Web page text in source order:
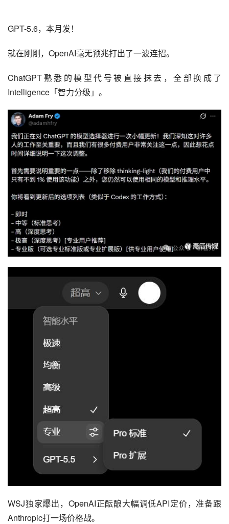
GPT-5.6，本月发！
就在刚刚，OpenAI毫无预兆打出了一波连招。
ChatGPT熟悉的模型代号被直接抹去，全部换成了
Intelligence「智力分级」。
WSJ独家爆出，OpenAI正酝酿大幅调低API定价，准备跟
Anthropic打一场价格战。